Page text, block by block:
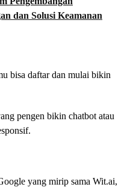
dan Solusi Keamanan
bisa daftar dan mulai bikin
pengen bikin chatbot atau
yang mirip sama Wit.ai,